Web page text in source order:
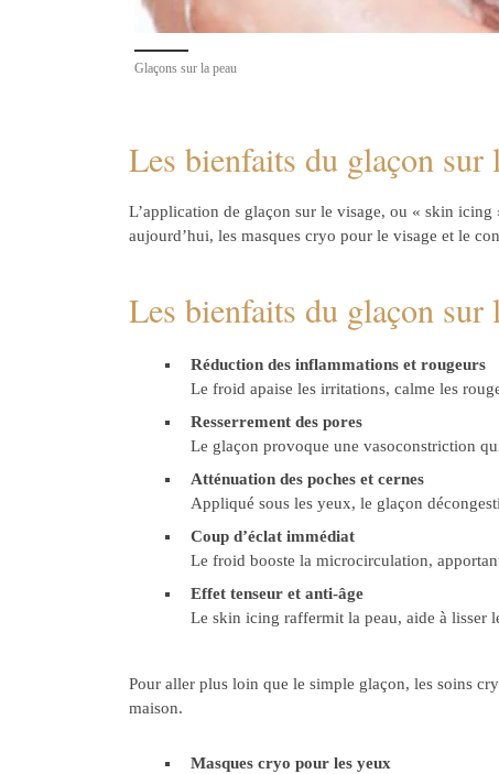
Glaçons sur la peau
Les bienfaits du glaçon sur
L’application de glaçon sur le visage, ou « skin
aujourd’hui, les masques cryo pour le visage et le
Les bienfaits du glaçon sur
Réduction des inflammations et rougeurs
Le froid apaise les irritations, calme les
Resserrement des pores
Le glaçon provoque une vasoconstriction
Atténuation des poches et cernes
Appliqué sous les yeux, le glaçon
Coup d’éclat immédiat
Le froid booste la microcirculation,
Effet tenseur et anti-âge
Le skin icing raffermit la peau, aide à lisser
Pour aller plus loin que le simple glaçon, les soins
maison.
Masques cryo pour les yeux